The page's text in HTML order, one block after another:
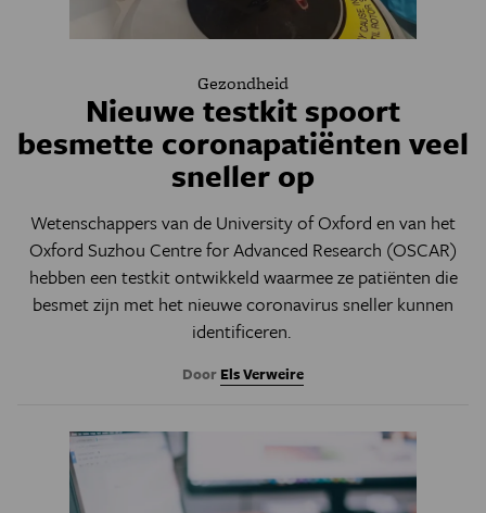
Gezondheid
Nieuwe testkit spoort
besmette coronapatiënten veel
sneller op
Wetenschappers van de University of Oxford en van het
Oxford Suzhou Centre for Advanced Research (OSCAR)
hebben een testkit ontwikkeld waarmee ze patiënten die
besmet zijn met het nieuwe coronavirus sneller kunnen
identificeren.
Door Els Verweire